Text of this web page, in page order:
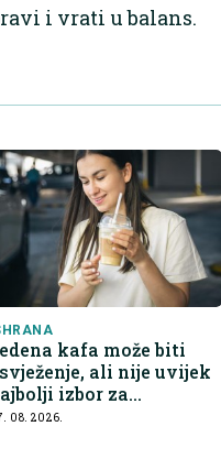
i vrati u balans.
kafa može biti
ali nije uvijek
izbor za
08. 2026.